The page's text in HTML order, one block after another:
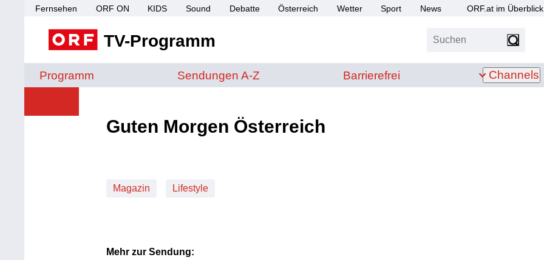
Fernsehen ORF ON KIDS Sound Debatte Österreich Wetter Sport News ORF.at im Überblick
TV-Programm Suchen
Programm Sendungen von A bis Z
Sendungen A-Z Barrierefrei
Barrierefrei Channels
Guten Morgen Österreich
Magazin Lifestyle
Mehr zur Sendung: